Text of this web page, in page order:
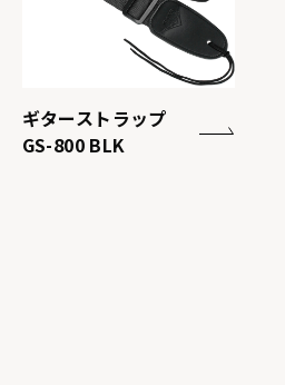
ギターストラップ
GS-800 BLK